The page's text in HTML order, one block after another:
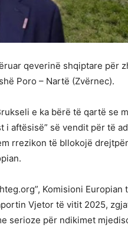
qeverinë shqiptare për
Poro – Nartë (Zvërnec).
e ka bërë të qartë se
i aftësisë” së vendit për të
rrezikon të bllokojë
Komisioni
Vjetor të vitit 2025,
serioze për ndikimet